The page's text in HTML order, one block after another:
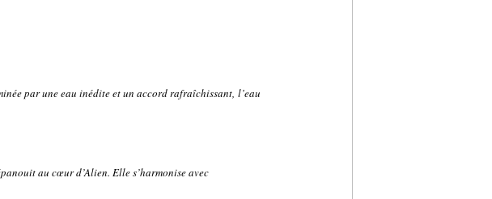
par une eau inédite et un accord rafraîchissant, l’eau
au cœur d’Alien. Elle s’harmonise avec